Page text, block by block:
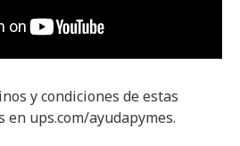
y condiciones de estas
ups.com/ayudapymes.